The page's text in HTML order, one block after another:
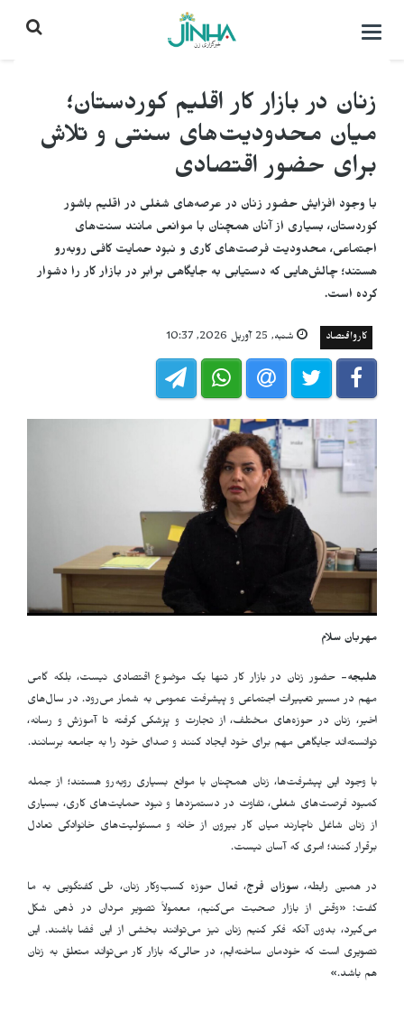
باز
بستن
زنان در بازار کار اقلیم کوردستان؛
میان محدودیت‌های سنتی و تلاش
برای حضور اقتصادی
با وجود افزایش حضور زنان در عرصه‌های شغلی در اقلیم باشور
کوردستان، بسیاری از آنان همچنان با موانعی مانند سنت‌های
اجتماعی، محدودیت فرصت‌های کاری و نبود حمایت کافی روبه‌رو
هستند؛ چالش‌هایی که دستیابی به جایگاهی برابر در بازار کار را دشوار
کرده است.
کارواقتصاد شنبه, 25 آوریل 2026, 10:37
مهربان سلام
هلبجه- حضور زنان در بازار کار تنها یک موضوع اقتصادی نیست، بلکه گامی
مهم در مسیر تغییرات اجتماعی و پیشرفت عمومی به شمار می‌رود. در سال‌های
اخیر، زنان در حوزه‌های مختلف، از تجارت و پزشکی گرفته تا آموزش و رسانه،
توانسته‌اند جایگاهی مهم برای خود ایجاد کنند و صدای خود را به جامعه برسانند.
با وجود این پیشرفت‌ها، زنان همچنان با موانع بسیاری روبه‌رو هستند؛ از جمله
کمبود فرصت‌های شغلی، تفاوت در دستمزدها و نبود حمایت‌های کاری، بسیاری
از زنان شاغل ناچارند میان کار بیرون از خانه و مسئولیت‌های خانوادگی تعادل
برقرار کنند؛ امری که آسان نیست.
در همین رابطه،سوزان فرج، فعال حوزه کسب‌وکار زنان، طی گفتگویی به ما
گفت: «وقتی از بازار صحبت می‌کنیم، معمولاً تصویر مردان در ذهن شکل
می‌گیرد، بدون آنکه فکر کنیم زنان نیز می‌توانند بخشی از این فضا باشند. این
تصویری است که خودمان ساخته‌ایم، در حالی‌که بازار کار می‌تواند متعلق به زنان
هم باشد.»